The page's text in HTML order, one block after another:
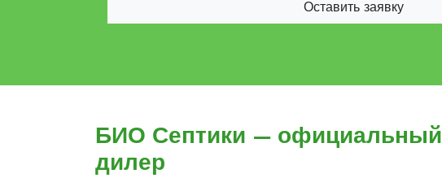
Оставить заявку
БИО Септики — официальный
дилер